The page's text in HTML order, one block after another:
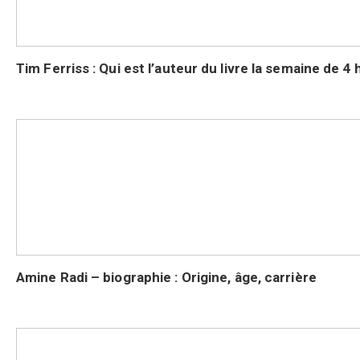
Tim Ferriss : Qui est l’auteur du livre la semaine de 4
Amine Radi – biographie : Origine, âge, carrière